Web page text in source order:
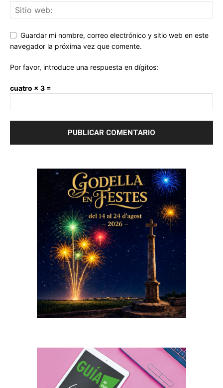
Guardar mi nombre, correo electrónico y sitio web en este
navegador la próxima vez que comente.
Por favor, introduce una respuesta en dígitos:
cuatro × 3 =